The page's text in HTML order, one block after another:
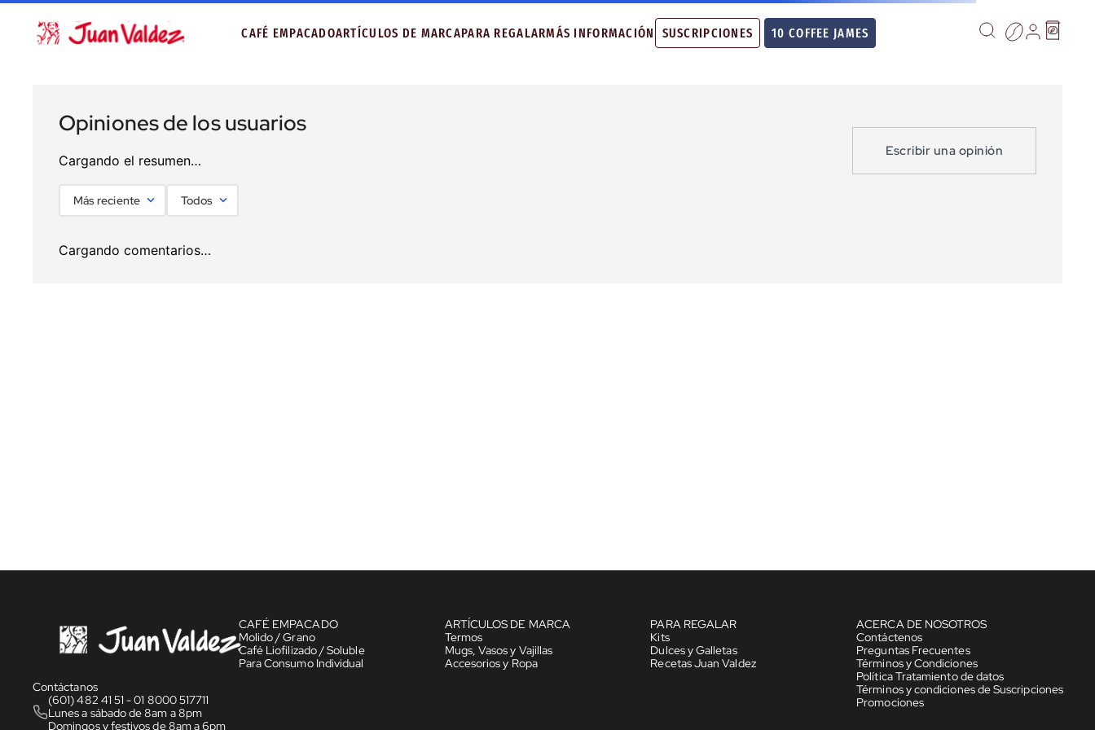
CAFÉ EMPACADOARTÍCULOS DE MARCAPARA REGALARMÁS INFORMACIÓN SUSCRIPCIONES 10 COFFEE JAMES
Cargando el resumen…
Escribir una opinión
Más reciente Todos
Cargando comentarios…
Contáctanos
(601) 482 41 51 - 01 8000 517711
Lunes a sábado de 8am a 8pm
Domingos y festivos de 8am a 6pm
CAFÉ EMPACADO
Molido / Grano
Café Liofilizado / Soluble
Para Consumo Individual
ARTÍCULOS DE MARCA
Termos
Mugs, Vasos y Vajillas
Accesorios y Ropa
PARA REGALAR
Kits
Dulces y Galletas
Recetas Juan Valdez
ACERCA DE NOSOTROS
Contáctenos
Preguntas Frecuentes
Términos y Condiciones
Política Tratamiento de datos
Términos y condiciones de Suscripciones
Promociones